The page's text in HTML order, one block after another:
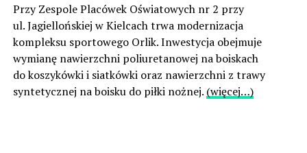
Przy Zespole Placówek Oświatowych nr 2 przy
ul. Jagiellońskiej w Kielcach trwa modernizacja
kompleksu sportowego Orlik. Inwestycja obejmuje
wymianę nawierzchni poliuretanowej na boiskach
do koszykówki i siatkówki oraz nawierzchni z trawy
syntetycznej na boisku do piłki nożnej. (więcej…)